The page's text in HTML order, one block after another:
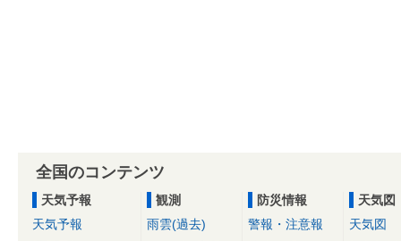
全国のコンテンツ
天気予報
天気予報
観測
雨雲(過去)
防災情報
警報・注意報
天気図
天気図